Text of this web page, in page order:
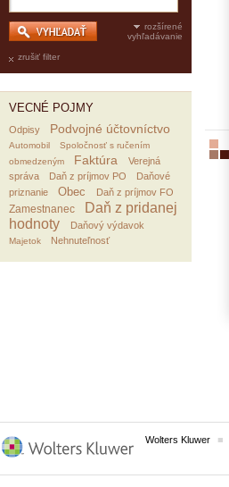
rozšírené
vyhľadávanie
zrušiť filter
VECNÉ POJMY
Odpisy Podvojné účtovníctvo
Automobil
Spoločnosť s ručením
obmedzeným
Faktúra
Verejná
správa
Daň z príjmov PO
Daňové
priznanie
Obec Daň z príjmov FO
Zamestnanec
Daň z pridanej
hodnoty
Daňový výdavok
Majetok Nehnuteľnosť
Wolters Kluwer